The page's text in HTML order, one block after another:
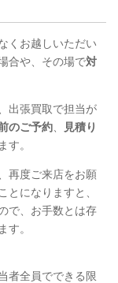
くお越しいただい
合や、その場で対
出張買取で担当が
のご予約
見積り
す。
再度ご来店をお願
とになりますと、
で、お手数とは存
す。
者全員でできる限